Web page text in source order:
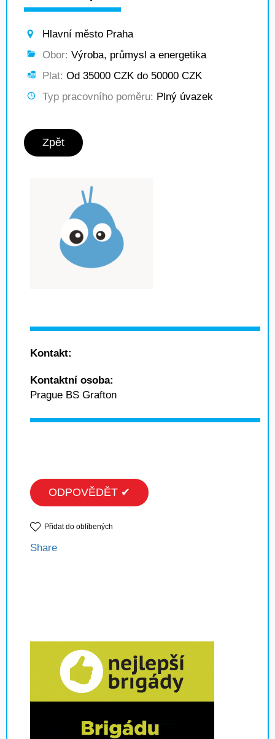
Hlavní město Praha
Obor: Výroba, průmysl a energetika
Plat: Od 35000 CZK do 50000 CZK
Typ pracovního poměru: Plný úvazek
Zpět
Kontakt:
Kontaktní osoba:
Prague BS Grafton
ODPOVĚDĚT ✔
Přidat do oblíbených
Share